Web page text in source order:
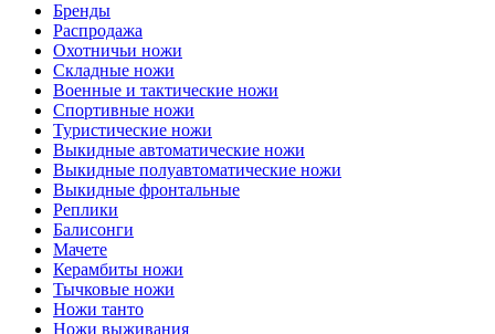
Бренды
Распродажа
Охотничьи ножи
Складные ножи
Военные и тактические ножи
Спортивные ножи
Туристические ножи
Выкидные автоматические ножи
Выкидные полуавтоматические ножи
Выкидные фронтальные
Реплики
Балисонги
Мачете
Керамбиты ножи
Тычковые ножи
Ножи танто
Ножи выживания